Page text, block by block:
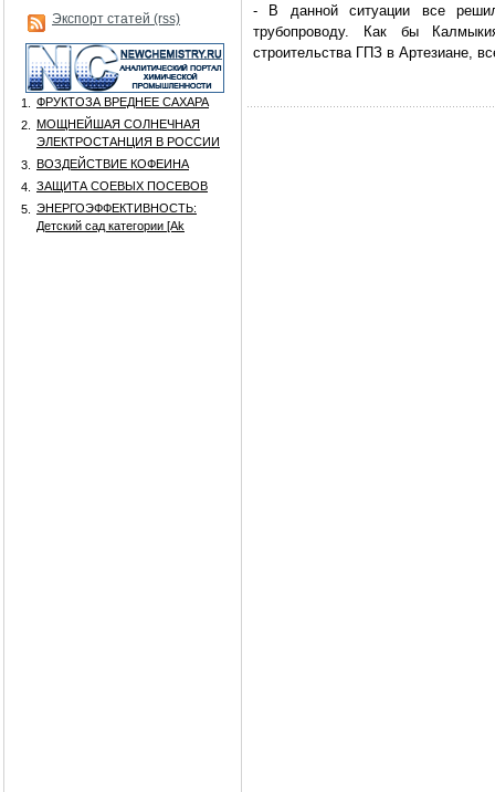
Экспорт статей (rss)
1.
ФРУКТОЗА ВРЕДНЕЕ САХАРА
2.
МОЩНЕЙШАЯ СОЛНЕЧНАЯ
ЭЛЕКТРОСТАНЦИЯ В РОССИИ
3.
ВОЗДЕЙСТВИЕ КОФЕИНА
4.
ЗАЩИТА СОЕВЫХ ПОСЕВОВ
5.
ЭНЕРГОЭФФЕКТИВНОСТЬ:
Детский сад категории [Аk
- В данной ситуации все
трубопроводу. Как бы
строительства ГПЗ в Артезиане,